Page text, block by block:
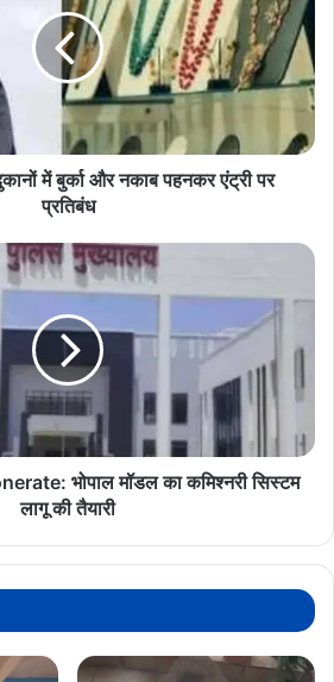
Shrinkage
धान_भंडारण
में बुर्का और नकाब पहनकर एंट्री पर
प्रतिबंध
भोपाल मॉडल का कमिश्नरी सिस्टम
लागू की तैयारी